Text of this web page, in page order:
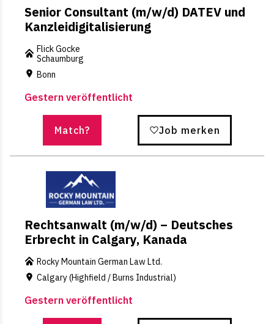
Senior Consultant (m/w/d) DATEV und
Kanzleidigitalisierung
Flick Gocke
Schaumburg
Bonn
Gestern veröffentlicht
Match? Job merken
Rechtsanwalt (m/w/d) – Deutsches
Erbrecht in Calgary, Kanada
Rocky Mountain German Law Ltd.
Calgary (Highfield / Burns Industrial)
Gestern veröffentlicht